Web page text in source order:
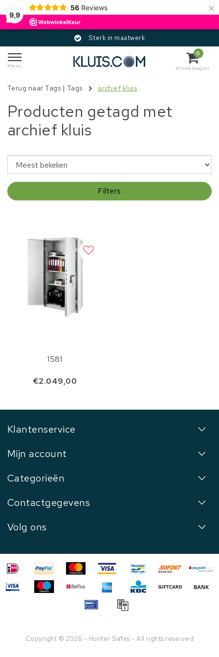
9,9
56 Reviews ×
Sterk in maatwerk
Menu
0
Winkelwagen
Terug naar Tags | Tags archief kluis
Producten getagd met
archief kluis
Filters
1581
€2.049,00
Klantenservice
Mijn account
Categorieën
Contactgegevens
Volg ons
Copyright © 2026 - Hunter Safes - All rights reserved